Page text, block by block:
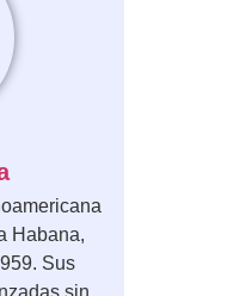
Habana,
Sus